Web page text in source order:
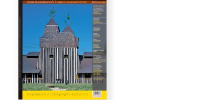
Proposte di pubblicazione
Gangemi Editore
Newsletter